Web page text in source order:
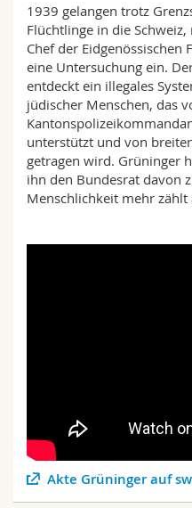
1939 gelangen trotz
Flüchtlinge in die
Chef der
eine Untersuchung ein.
entdeckt ein illegales
jüdischer Menschen, das
unterstützt und von
getragen wird. Grüninger
ihn den Bundesrat davon
Menschlichkeit mehr zählt
Akte Grüninger auf